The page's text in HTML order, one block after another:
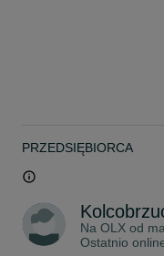
Twoje zamówienie
Rybki pakujemy w
Przesyłki dostarczamy
zgodności z
Posiadamy wymagane
umożliwiają nam
Koszt wysyłki:
PRZEDSIĘBIORCA
Na OLX od
Ostatnio